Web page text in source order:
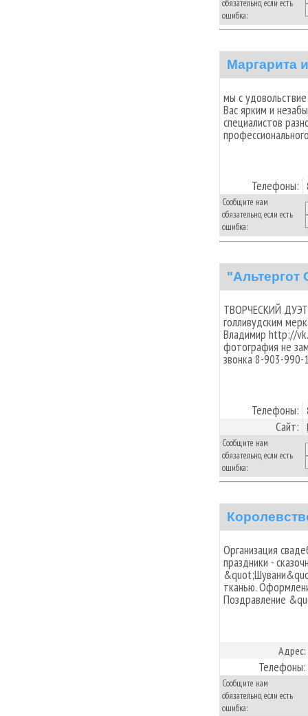
обязательно, если есть
ошибка:
Маргарита
мы с
Вас ярким и
специалистов
Телефоны:
Сообщите нам
обязательно, если есть
ошибка:
"Альтергот
ТВОРЧЕСКИЙ
голливудским
Владимир http://
фотография не
звонка 8-903-990-
Телефоны:
Сайт:
Сообщите нам
обязательно, если есть
ошибка:
Организация
праздники -
тканью.
Поздравление
Адрес:
Телефоны:
Сообщите нам
обязательно, если есть
ошибка: